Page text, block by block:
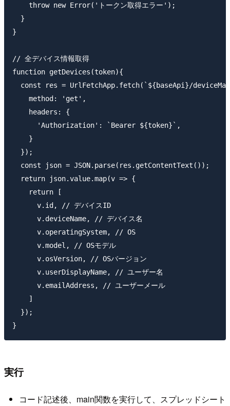
    throw new Error('トークン取得エラー');
  }
}
// 全デバイス情報取得
function getDevices(token){
const res = UrlFetchApp.fetch(`${baseApi}/
    method: 'get',
    headers: {
      'Authorization': `Bearer ${token}`,
    }
  });
  const json = JSON.parse(res.getContentText());
  return json.value.map(v => {
    return [
      v.id, // デバイスID
      v.deviceName, // デバイス名
      v.operatingSystem, // OS
      v.model, // OSモデル
      v.osVersion, // OSバージョン
      v.userDisplayName, // ユーザー名
      v.emailAddress, // ユーザーメール
    ]
  });
実行
コード記述後、main関数を実行して、スプレッドシート